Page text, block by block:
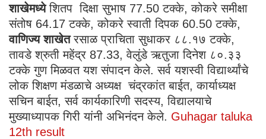
शाखेमध्येशितप दिक्षा सुभाष 77.50 टक्के, कोकरे समीक्षा
संतोष 64.17 टक्के, कोकरे स्वाती दिपक 60.50 टक्के,
वाणिज्य शाखेतरसाळ प्राचिता सुधाकर ८८.१७ टक्के,
तावडे श्रुती महेंद्र 87.33, वेलुंडे ऋतुजा दिनेश ८०.३३
टक्के गुण मिळवत यश संपादन केले. सर्व यशस्वी विद्यार्थ्यांचे
लोक शिक्षण मंडळाचे अध्यक्ष चंद्रकांत बाईत, कार्याध्यक्ष
सचिन बाईत, सर्व कार्यकारिणी सदस्य, विद्यालयाचे
मुख्याध्यापक गिरी यांनी अभिनंदन केले. Guhagar taluka
12th result